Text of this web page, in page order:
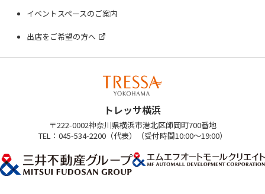
イベントスペースのご案内
出店をご希望の方へ
トレッサ横浜
〒222-0002神奈川県横浜市港北区師岡町700番地
TEL：045-534-2200（代表）（受付時間10:00～19:00）